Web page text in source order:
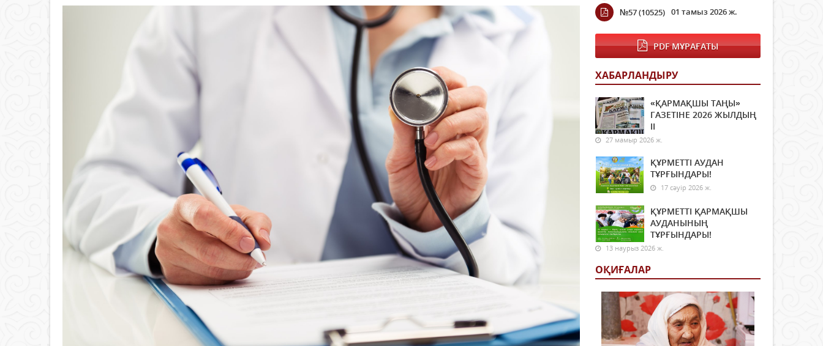
№57 (10525) 01 тамыз 2026 ж.
PDF МҰРАҒАТЫ
ХАБАРЛАНДЫРУ
«ҚАРМАҚШЫ ТАҢЫ»
ГАЗЕТІНЕ 2026 ЖЫЛДЫҢ
ІI
27 мамыр 2026 ж.
ҚҰРМЕТТІ АУДАН
ТҰРҒЫНДАРЫ!
17 сәуір 2026 ж.
ҚҰРМЕТТІ ҚАРМАҚШЫ
АУДАНЫНЫҢ
ТҰРҒЫНДАРЫ!
13 наурыз 2026 ж.
ОҚИҒАЛАР